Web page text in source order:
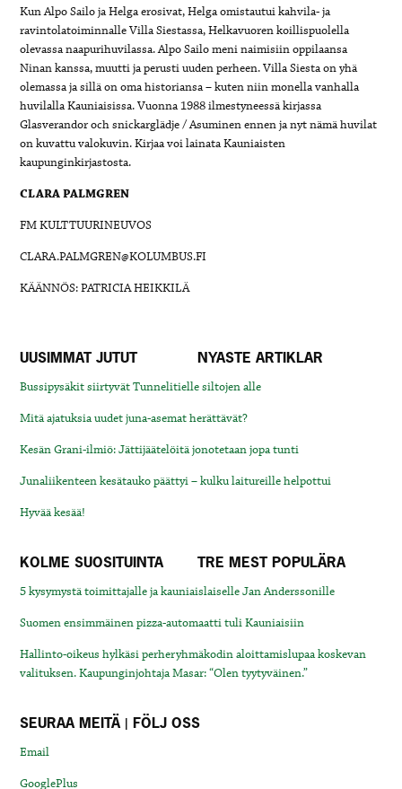
Kun Alpo Sailo ja Helga erosivat, Helga omistautui kahvila- ja
ravintolatoiminnalle Villa Siestassa, Helkavuoren koillispuolella
olevassa naapurihuvilassa. Alpo Sailo meni naimisiin oppilaansa
Ninan kanssa, muutti ja perusti uuden perheen. Villa Siesta on yhä
olemassa ja sillä on oma historiansa – kuten niin monella vanhalla
huvilalla Kauniaisissa. Vuonna 1988 ilmestyneessä kirjassa
Glasverandor och snickarglädje / Asuminen ennen ja nyt nämä huvilat
on kuvattu valokuvin. Kirjaa voi lainata Kauniaisten
kaupunginkirjastosta.
CLARA PALMGREN
FM KULTTUURINEUVOS
CLARA.PALMGREN@KOLUMBUS.FI
KÄÄNNÖS: PATRICIA HEIKKILÄ
UUSIMMAT JUTUT NYASTE ARTIKLAR
Bussipysäkit siirtyvät Tunnelitielle siltojen alle
Mitä ajatuksia uudet juna-asemat herättävät?
Kesän Grani-ilmiö: Jättijäätelöitä jonotetaan jopa tunti
Junaliikenteen kesätauko päättyi – kulku laitureille helpottui
Hyvää kesää!
KOLME SUOSITUINTA TRE MEST POPULÄRA
5 kysymystä toimittajalle ja kauniaislaiselle Jan Anderssonille
Suomen ensimmäinen pizza-automaatti tuli Kauniaisiin
Hallinto-oikeus hylkäsi perheryhmäkodin aloittamislupaa koskevan
valituksen. Kaupunginjohtaja Masar: “Olen tyytyväinen.”
SEURAA MEITÄ | FÖLJ OSS
Email
GooglePlus